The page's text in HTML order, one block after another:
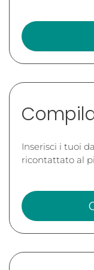
Inserisci i tuoi
ricontattato al